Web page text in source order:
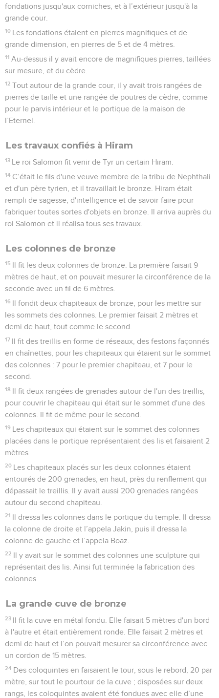
fondations jusqu'aux corniches, et à l’extérieur jusqu'à la
grande cour.
10 Les fondations étaient en pierres magnifiques et de
grande dimension, en pierres de 5 et de 4 mètres.
11 Au-dessus il y avait encore de magnifiques pierres, taillées
sur mesure, et du cèdre.
12 Tout autour de la grande cour, il y avait trois rangées de
pierres de taille et une rangée de poutres de cèdre, comme
pour le parvis intérieur et le portique de la maison de
l’Eternel.
Les travaux confiés à Hiram
13 Le roi Salomon fit venir de Tyr un certain Hiram.
14 C’était le fils d'une veuve membre de la tribu de Nephthali
et d'un père tyrien, et il travaillait le bronze. Hiram était
rempli de sagesse, d'intelligence et de savoir-faire pour
fabriquer toutes sortes d'objets en bronze. Il arriva auprès du
roi Salomon et il réalisa tous ses travaux.
Les colonnes de bronze
15 Il fit les deux colonnes de bronze. La première faisait 9
mètres de haut, et on pouvait mesurer la circonférence de la
seconde avec un fil de 6 mètres.
16 Il fondit deux chapiteaux de bronze, pour les mettre sur
les sommets des colonnes. Le premier faisait 2 mètres et
demi de haut, tout comme le second.
17 Il fit des treillis en forme de réseaux, des festons façonnés
en chaînettes, pour les chapiteaux qui étaient sur le sommet
des colonnes : 7 pour le premier chapiteau, et 7 pour le
second.
18 Il fit deux rangées de grenades autour de l'un des treillis,
pour couvrir le chapiteau qui était sur le sommet d'une des
colonnes. Il fit de même pour le second.
19 Les chapiteaux qui étaient sur le sommet des colonnes
placées dans le portique représentaient des lis et faisaient 2
mètres.
20 Les chapiteaux placés sur les deux colonnes étaient
entourés de 200 grenades, en haut, près du renflement qui
dépassait le treillis. Il y avait aussi 200 grenades rangées
autour du second chapiteau.
21 Il dressa les colonnes dans le portique du temple. Il dressa
la colonne de droite et l’appela Jakin, puis il dressa la
colonne de gauche et l’appela Boaz.
22 Il y avait sur le sommet des colonnes une sculpture qui
représentait des lis. Ainsi fut terminée la fabrication des
colonnes.
La grande cuve de bronze
23 Il fit la cuve en métal fondu. Elle faisait 5 mètres d'un bord
à l'autre et était entièrement ronde. Elle faisait 2 mètres et
demi de haut et l’on pouvait mesurer sa circonférence avec
un cordon de 15 mètres.
24 Des coloquintes en faisaient le tour, sous le rebord, 20 par
mètre, sur tout le pourtour de la cuve ; disposées sur deux
rangs, les coloquintes avaient été fondues avec elle d’une